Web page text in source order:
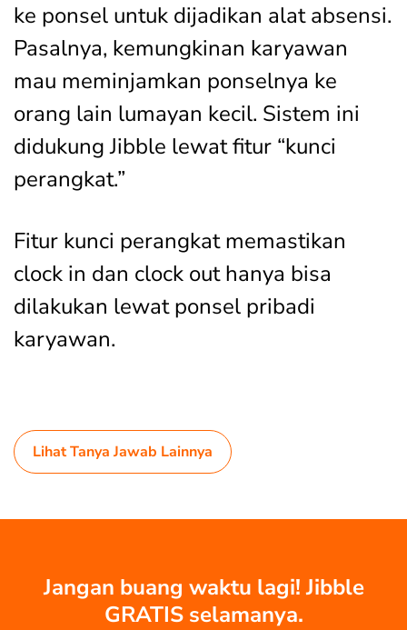
ke ponsel untuk dijadikan alat absensi.
Pasalnya, kemungkinan karyawan
mau meminjamkan ponselnya ke
orang lain lumayan kecil. Sistem ini
didukung Jibble lewat fitur “kunci
perangkat.”
Fitur kunci perangkat memastikan
clock in dan clock out hanya bisa
dilakukan lewat ponsel pribadi
karyawan.
Lihat Tanya Jawab Lainnya
Jangan buang waktu lagi! Jibble
GRATIS selamanya.